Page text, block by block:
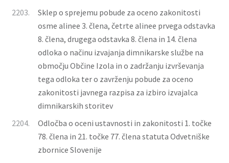
2203.
Sklep o sprejemu pobude za oceno zakonitosti
osme alinee 3. člena, četrte alinee prvega odstavka
8. člena, drugega odstavka 8. člena in 14. člena
odloka o načinu izvajanja dimnikarske službe na
območju Občine Izola in o zadržanju izvrševanja
tega odloka ter o zavrženju pobude za oceno
zakonitosti javnega razpisa za izbiro izvajalca
dimnikarskih storitev
2204.
Odločba o oceni ustavnosti in zakonitosti 1. točke
78. člena in 21. točke 77. člena statuta Odvetniške
zbornice Slovenije